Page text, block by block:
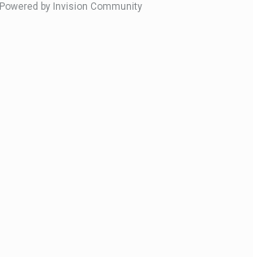
Powered by Invision Community